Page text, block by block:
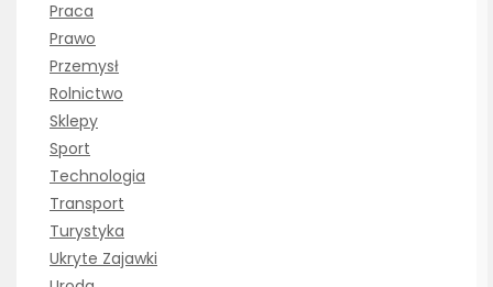
Praca
Prawo
Przemysł
Rolnictwo
Sklepy
Sport
Technologia
Transport
Turystyka
Ukryte Zajawki